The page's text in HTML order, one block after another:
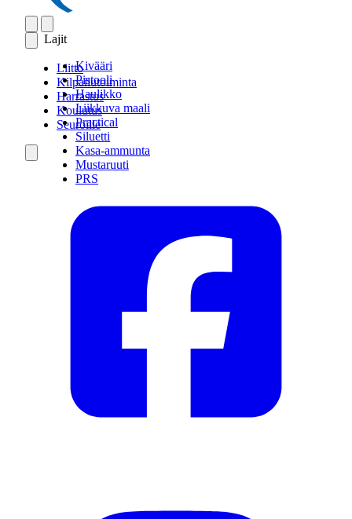
Lajit
Kivääri
Pistooli
Haulikko
Liikkuva maali
Practical
Siluetti
Kasa-ammunta
Mustaruuti
PRS
Liitto
Kilpailutoiminta
Harrastus
Koulutus
Seuroille